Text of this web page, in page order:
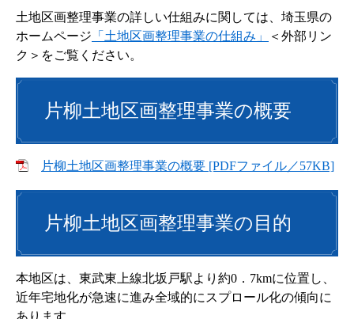
土地区画整理事業の詳しい仕組みに関しては、埼玉県の
ホームページ 「土地区画整理事業の仕組み」
＜外部リン
ク＞ をご覧ください。
片柳土地区画整理事業の概要
片柳土地区画整理事業の概要 [PDFファイル／57KB]
片柳土地区画整理事業の目的
本地区は、東武東上線北坂戸駅より約0．7kmに位置し、
近年宅地化が急速に進み全域的にスプロール化の傾向に
あります。